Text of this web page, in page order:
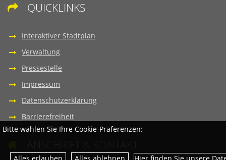
 QUICKLINKS
Interaktiver Stadtplan
Verwaltung
Pressestelle
Impressum
Datenschutzerklärung
Barrierefreiheit
Bitte wählen Sie Ihre Cookie-Präferenzen: